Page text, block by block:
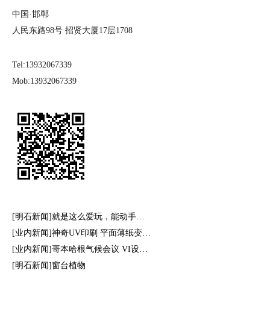
中国·邯郸
人民东路98号 招贤大厦17层1708
Tel:13932067339
Mob:13932067339
[明石新闻]就是这么爱玩，能动手…
[业内新闻]神奇UV印刷 平面薄纸变…
[业内新闻]哥本哈根气候会议 VI设…
[明石新闻]窗台植物